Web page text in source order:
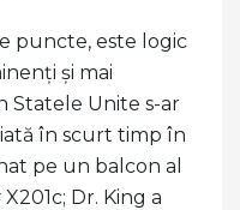
puncte, este logic
și mai
Statele Unite s-ar
în scurt timp în
pe un balcon al
Dr. King a